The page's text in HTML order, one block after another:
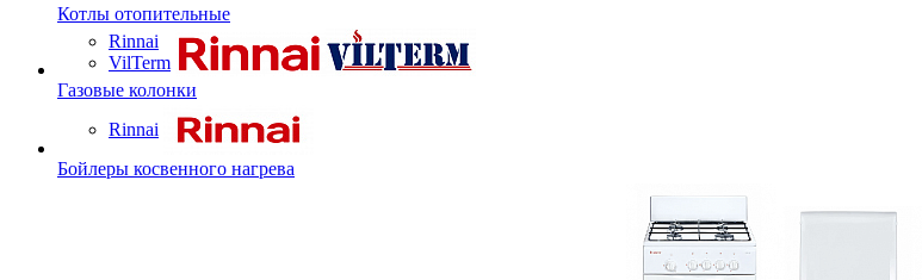
Котлы отопительные
Rinnai
VilTerm
Газовые колонки
Rinnai
Бойлеры косвенного нагрева